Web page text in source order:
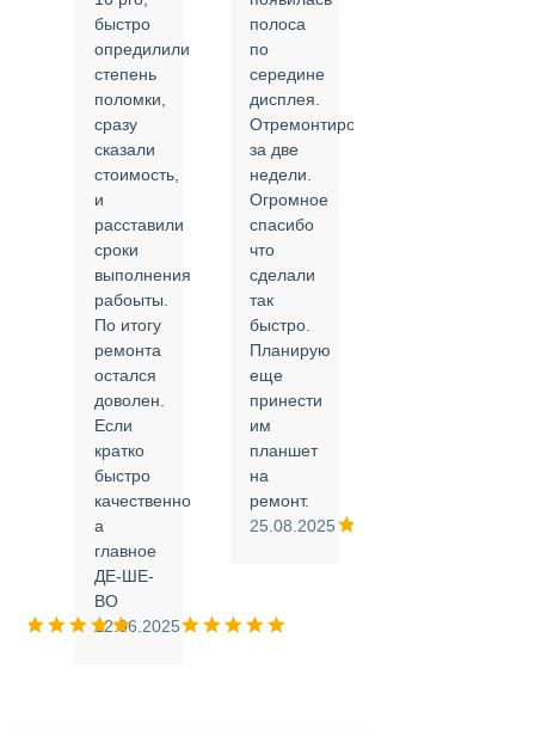
быстро
опредилили
степень
поломки,
сразу
сказали
стоимость,
и
расставили
сроки
выполнения
рабоыты.
По итогу
ремонта
остался
доволен.
Если
кратко
быстро
качественно
а
главное
ДЕ-ШЕ-
ВО
12.06.2025
полоса
по
середине
дисплея.
Отремонтировали
за две
недели.
Огромное
спасибо
что
сделали
так
быстро.
Планирую
еще
принести
им
планшет
на
ремонт.
25.08.2025